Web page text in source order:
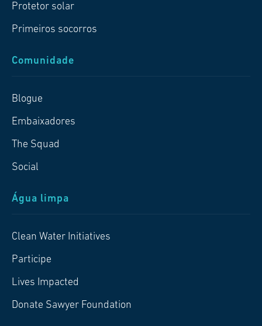
Protetor solar
Primeiros socorros
Comunidade
Blogue
Embaixadores
The Squad
Social
Água limpa
Clean Water Initiatives
Participe
Lives Impacted
Donate Sawyer Foundation